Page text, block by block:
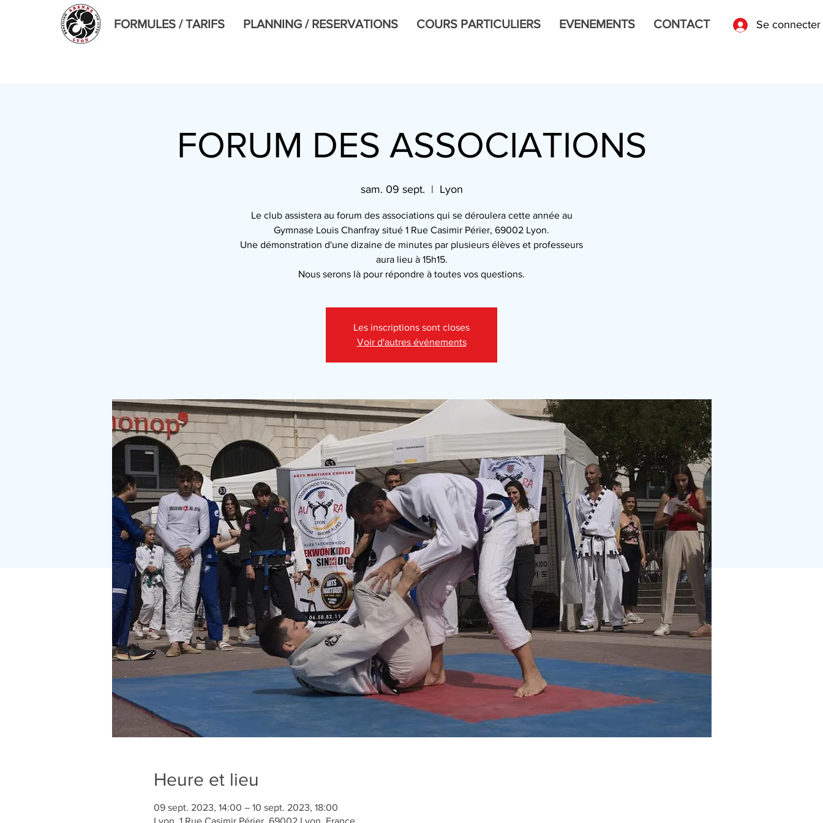
FORMULES / TARIFS PLANNING / RESERVATIONS COURS PARTICULIERS EVENEMENTS CONTACT Se connecter
FORUM DES ASSOCIATIONS
sam. 09 sept.
  |
Lyon
Le club assistera au forum des associations qui se déroulera cette année au
Gymnase Louis Chanfray situé 1 Rue Casimir Périer, 69002 Lyon.
Une démonstration d'une dizaine de minutes par plusieurs élèves et professeurs
aura lieu à 15h15.
Nous serons là pour répondre à toutes vos questions.
Les inscriptions sont closes
Voir d'autres événements
Heure et lieu
09 sept. 2023, 14:00 – 10 sept. 2023, 18:00
Lyon, 1 Rue Casimir Périer, 69002 Lyon, France